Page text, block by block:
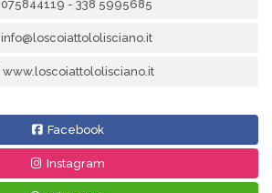
075844119 - 338 5995685
info@loscoiattololisciano.it
www.loscoiattololisciano.it
Facebook
Instagram